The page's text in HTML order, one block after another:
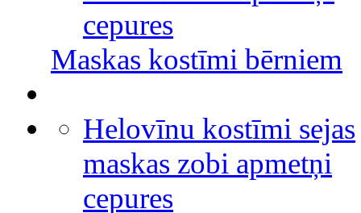
cepures
Maskas kostīmi bērniem
Helovīnu kostīmi sejas
maskas zobi apmetņi
cepures